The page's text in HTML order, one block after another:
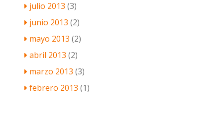
julio 2013 (3)
junio 2013 (2)
mayo 2013 (2)
abril 2013 (2)
marzo 2013 (3)
febrero 2013 (1)